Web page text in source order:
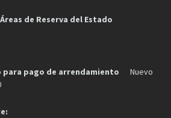
de Reserva del Estado
para pago de arrendamiento Nuevo